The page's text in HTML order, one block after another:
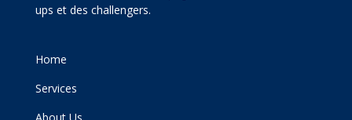
ups et des challengers.
Home
Services